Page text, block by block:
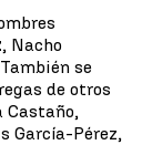
, Nacho
se
de otros
Castaño,
García-Pérez,